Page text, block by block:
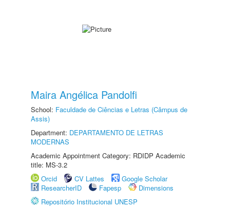
Maira Angélica Pandolfi
School: Faculdade de Ciências e Letras (Câmpus de
Assis)
Department: DEPARTAMENTO DE LETRAS
MODERNAS
Academic Appointment Category: RDIDP Academic
title: MS-3.2
Orcid
CV Lattes
Google Scholar
ResearcherID
Fapesp
Dimensions
Repositório Institucional UNESP